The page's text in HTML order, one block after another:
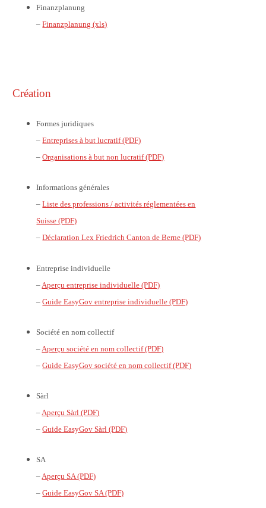
Finanzplanung
–Finanzplanung (xls)
Création
Formes juridiques
–Entreprises à but lucratif (PDF)
–Organisations à but non lucratif (PDF)
Informations générales
–Liste des professions / activités réglementées en
Suisse (PDF)
–Déclaration Lex Friedrich Canton de Berne (PDF)
Entreprise individuelle
– Aperçu entreprise individuelle (PDF)
–Guide EasyGov entreprise individuelle (PDF)
Société en nom collectif
– Aperçu société en nom collectif (PDF)
–Guide EasyGov société en nom collectif (PDF)
Sàrl
– Aperçu Sàrl (PDF)
–Guide EasyGov Sàrl (PDF)
SA
–Aperçu SA (PDF)
–Guide EasyGov SA (PDF)